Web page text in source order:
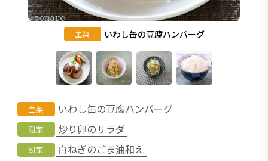
主菜 いわし缶の豆腐ハンバーグ
主菜 いわし缶の豆腐ハンバーグ
副菜 炒り卵のサラダ
副菜 白ねぎのごま油和え